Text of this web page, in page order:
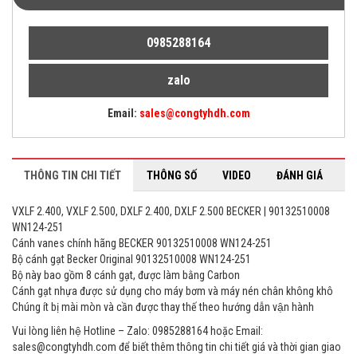
0985288164
zalo
Email: sales@congtyhdh.com
THÔNG TIN CHI TIẾT THÔNG SỐ VIDEO ĐÁNH GIÁ
VXLF 2.400, VXLF 2.500, DXLF 2.400, DXLF 2.500 BECKER | 90132510008
WN124-251
Cánh vanes chính hãng BECKER 90132510008 WN124-251
Bộ cánh gạt Becker Original 90132510008 WN124-251
Bộ này bao gồm 8 cánh gạt, được làm bằng Carbon
Cánh gạt nhựa được sử dụng cho máy bơm và máy nén chân không khô
Chúng ít bị mài mòn và cần được thay thế theo hướng dẫn vận hành
Vui lòng liên hệ Hotline – Zalo: 0985288164 hoặc Email:
sales@congtyhdh.com để biết thêm thông tin chi tiết giá và thời gian giao